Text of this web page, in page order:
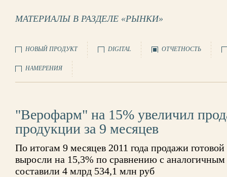
МАТЕРИАЛЫ В РАЗДЕЛЕ «РЫНКИ»
НОВЫЙ ПРОДУКТ DIGITAL ОТЧЕТНОСТЬ
НАМЕРЕНИЯ
"Верофарм" на 15% увеличил
продукции за 9 месяцев
По итогам 9 месяцев 2011 года продажи
выросли на 15,3% по сравнению с аналогичным
составили 4 млрд 534,1 млн руб